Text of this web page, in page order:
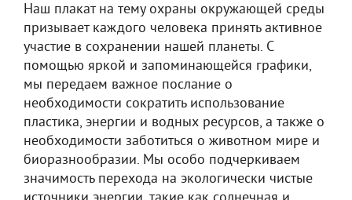
Наш плакат на тему охраны окружающей среды
призывает каждого человека принять активное
участие в сохранении нашей планеты. С
помощью яркой и запоминающейся графики,
мы передаем важное послание о
необходимости сократить использование
пластика, энергии и водных ресурсов, а также о
необходимости заботиться о животном мире и
биоразнообразии. Мы особо подчеркиваем
значимость перехода на экологически чистые